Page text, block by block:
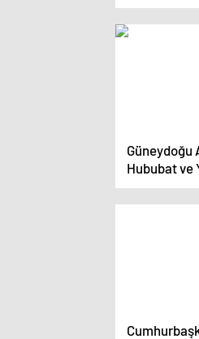
Güneydoğu
Hububat ve
İhracatı